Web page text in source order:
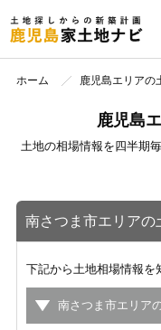
ホーム 鹿児島エリアの
鹿児島
土地の相場情報を四半期
南さつま市エリアの
下記から土地相場情報を
南さつま市エリア